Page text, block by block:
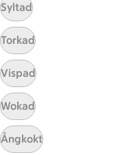
Hållbarhet
ICA Stiftelsen
En god morgondag
Kundservice
Reklamera
Återkallelser
Syltad
Torkad
Vispad
Wokad
Ångkokt